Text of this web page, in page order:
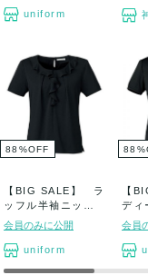
uniform
88 %OFF
【BIG SALE】 ラ
ッフル半袖ニッ
ト 新品
会員のみに公開
uniform
88 %
【
ディ
半
会員